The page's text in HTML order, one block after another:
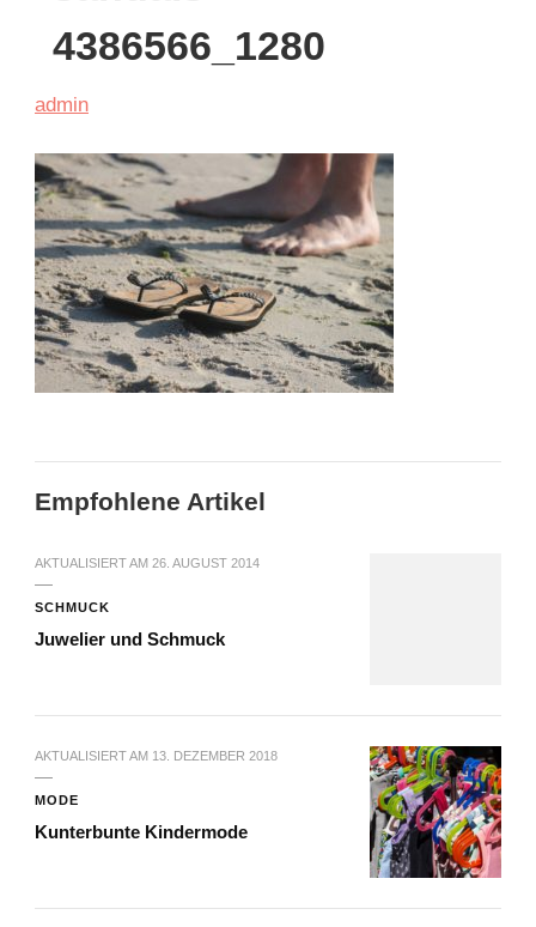
4386566_1280
admin
Empfohlene Artikel
AKTUALISIERT AM 26. AUGUST 2014
SCHMUCK
Juwelier und Schmuck
AKTUALISIERT AM 13. DEZEMBER 2018
MODE
Kunterbunte Kindermode